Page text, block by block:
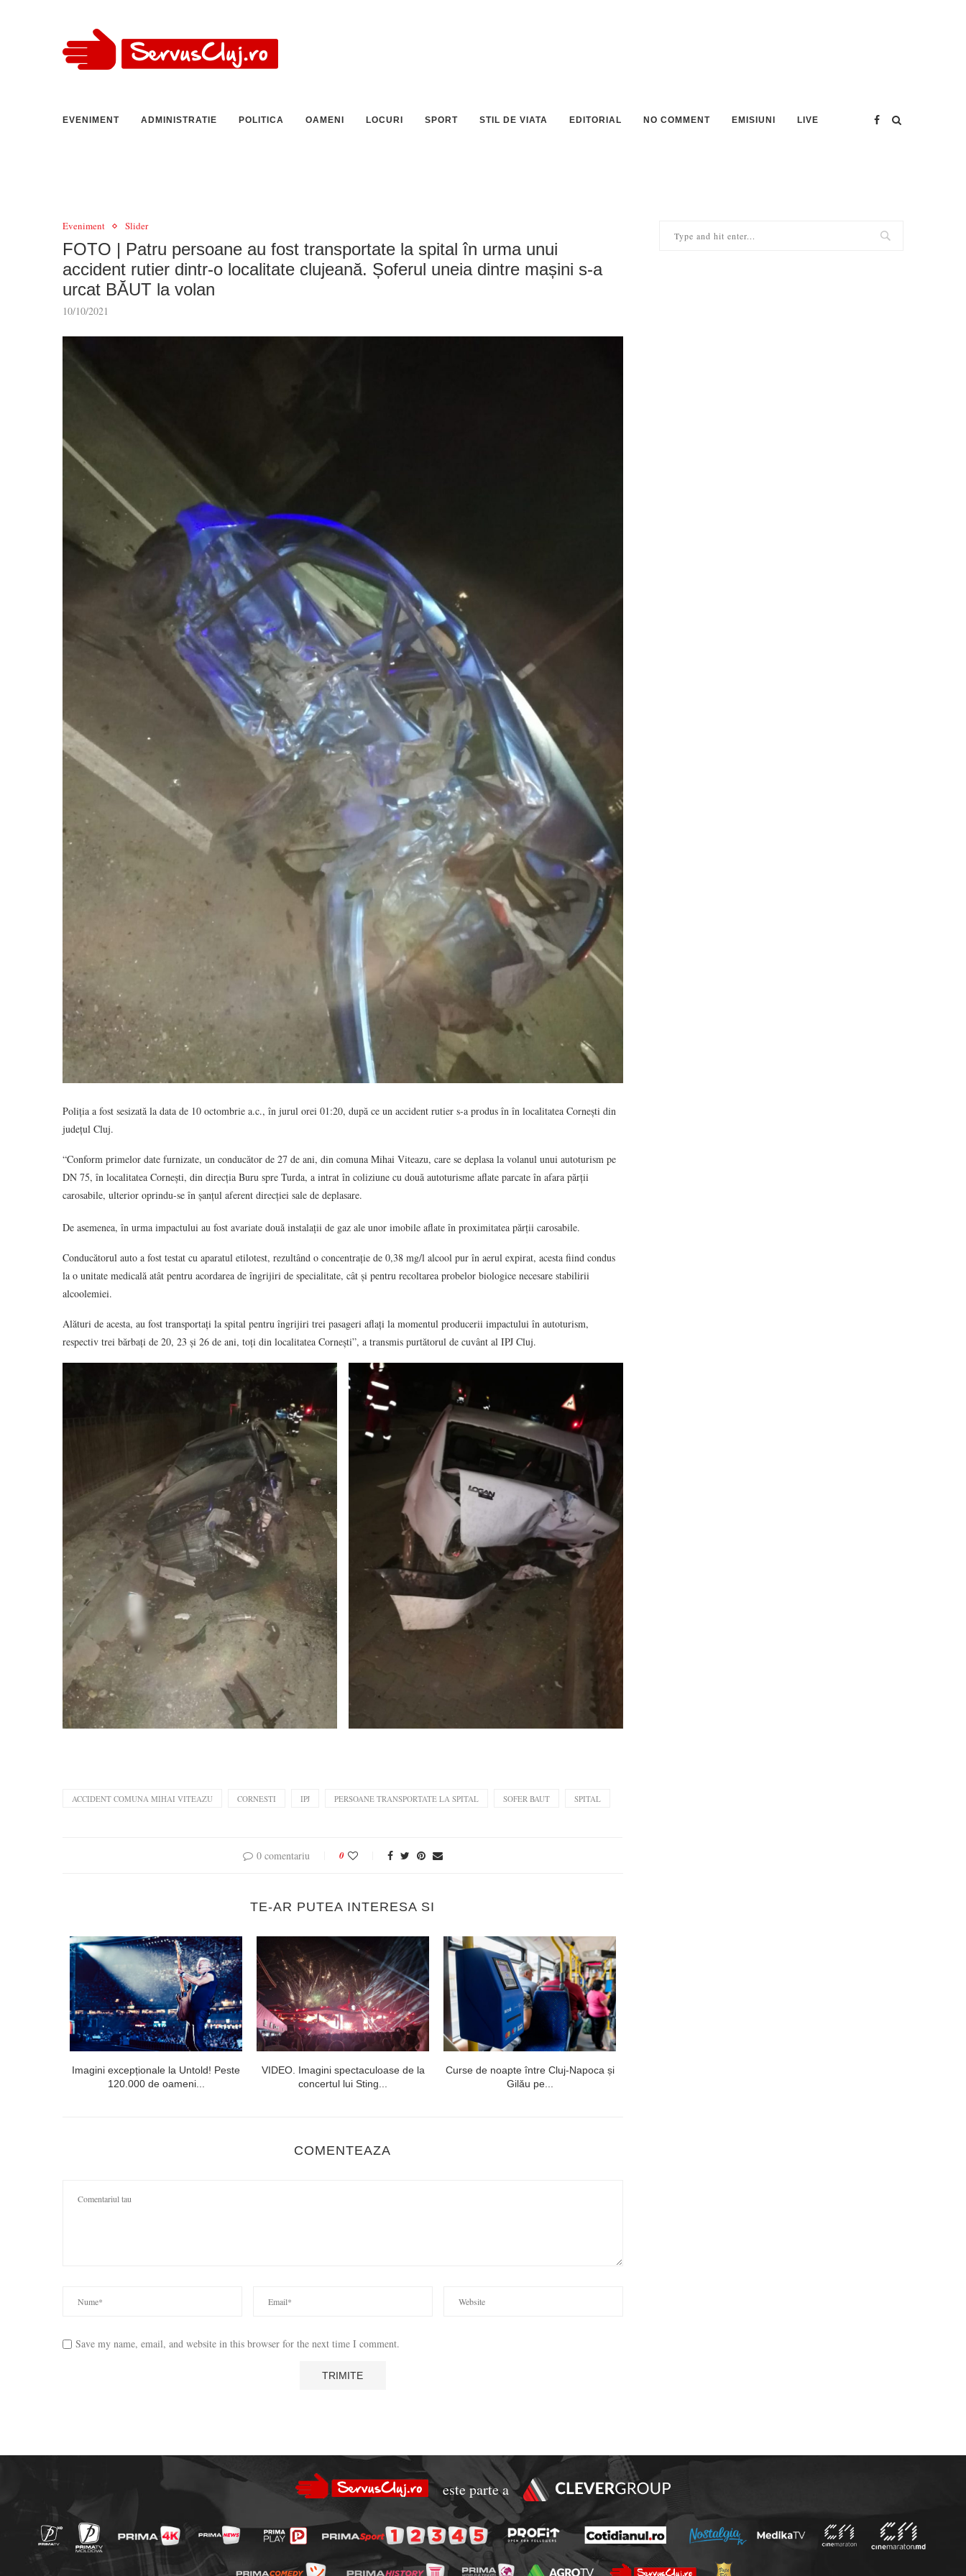
EVENIMENT ADMINISTRATIE POLITICA OAMENI LOCURI SPORT STIL DE VIATA EDITORIAL NO COMMENT EMISIUNI LIVE
Eveniment Slider
FOTO | Patru persoane au fost transportate la spital în urma unui
accident rutier dintr-o localitate clujeană. Șoferul uneia dintre mașini s-a
urcat BĂUT la volan
10/10/2021
Poliția a fost sesizată la data de 10 octombrie a.c., în jurul orei 01:20, după ce un accident rutier s-a produs în în localitatea Cornești din
județul Cluj.
“Conform primelor date furnizate, un conducător de 27 de ani, din comuna Mihai Viteazu, care se deplasa la volanul unui autoturism pe
DN 75, în localitatea Cornești, din direcția Buru spre Turda, a intrat în coliziune cu două autoturisme aflate parcate în afara părții
carosabile, ulterior oprindu-se în șanțul aferent direcției sale de deplasare.
De asemenea, în urma impactului au fost avariate două instalații de gaz ale unor imobile aflate în proximitatea părții carosabile.
Conducătorul auto a fost testat cu aparatul etilotest, rezultând o concentrație de 0,38 mg/l alcool pur în aerul expirat, acesta fiind condus
la o unitate medicală atât pentru acordarea de îngrijiri de specialitate, cât și pentru recoltarea probelor biologice necesare stabilirii
alcoolemiei.
Alături de acesta, au fost transportați la spital pentru îngrijiri trei pasageri aflați la momentul producerii impactului în autoturism,
respectiv trei bărbați de 20, 23 și 26 de ani, toți din localitatea Cornești”, a transmis purtătorul de cuvânt al IPJ Cluj.
ACCIDENT COMUNA MIHAI VITEAZU CORNESTI IPJ PERSOANE TRANSPORTATE LA SPITAL SOFER BAUT SPITAL
0 comentariu 0
TE-AR PUTEA INTERESA SI
Imagini excepționale la Untold! Peste
120.000 de oameni...
VIDEO. Imagini spectaculoase de la
concertul lui Sting...
Curse de noapte între Cluj-Napoca și
Gilău pe...
COMENTEAZA
Save my name, email, and website in this browser for the next time I comment.
este parte a